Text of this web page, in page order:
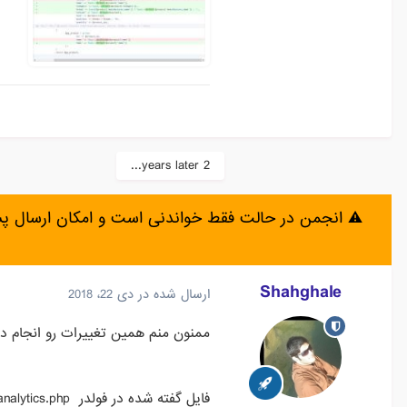
2 years later...
⚠️ انجمن در حالت فقط خواندنی است و امکان
Shahghale ارسال شده در دی 22، 2018
ممنون منم همین تغییرات رو
فایل گفته شده در فولدر public_html/modules/ganalytics/ganalytics.php میباشد